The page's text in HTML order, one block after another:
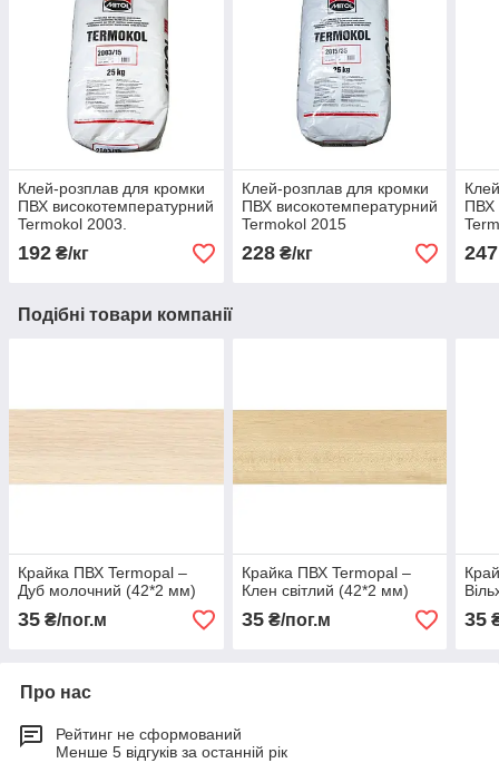
Клей-розплав для кромки
ПВХ високотемпературний
Termokol 2003.
192 ₴/кг
Клей-розплав для кромки
ПВХ високотемпературний
Termokol 2015
228₴/кг
ПВХ
247
Подібні товари компанії
Крайка ПВХ Termopal ‒
Дуб молочний (42*2 мм)
35 ₴/пог.м
Крайка ПВХ Termopal ‒
Клен світлий (42*2 мм)
35₴/пог.м 35
Про нас
Рейтинг не сформований
Менше 5 відгуків за останній рік